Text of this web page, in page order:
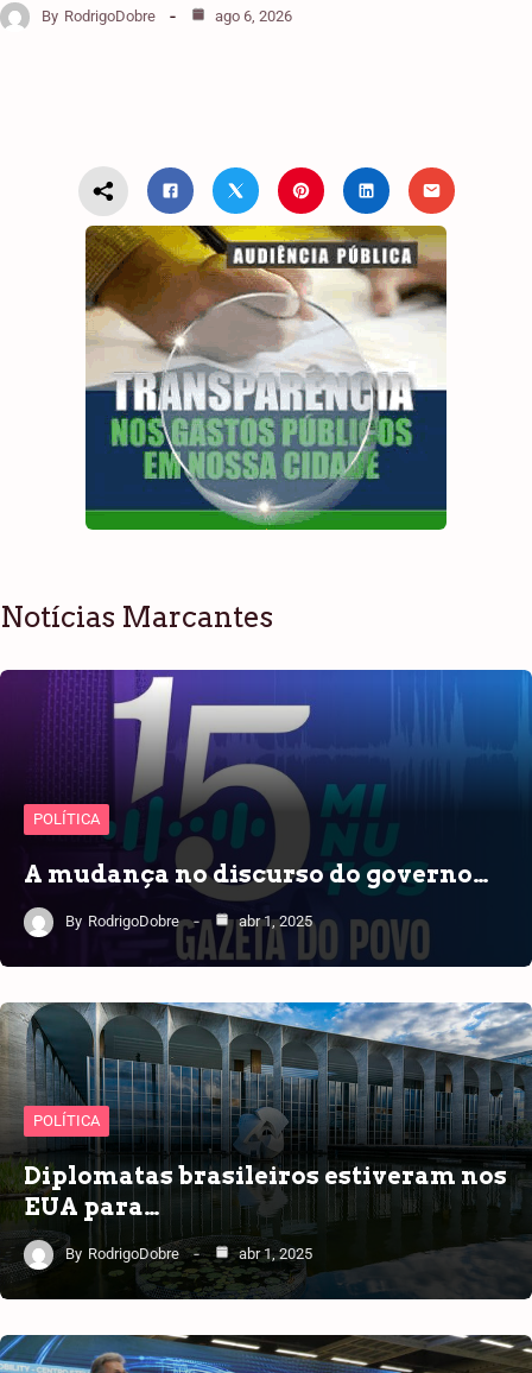
By RodrigoDobre ago 6, 2026
Notícias Marcantes
POLÍTICA
A mudança no discurso do governo…
By RodrigoDobre abr 1, 2025
POLÍTICA
Diplomatas brasileiros estiveram nos
EUA para…
By RodrigoDobre abr 1, 2025